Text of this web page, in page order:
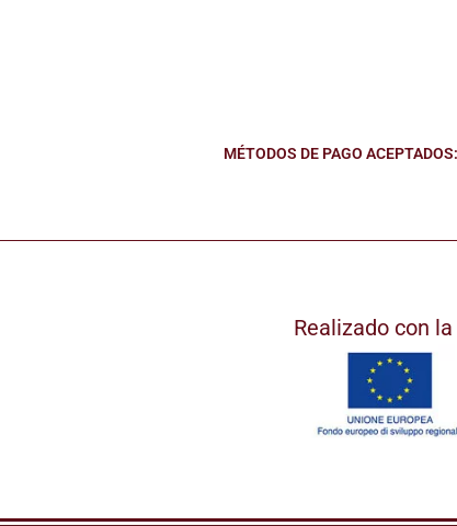
MÉTODOS DE PAGO ACEPTADOS:
Realizado con